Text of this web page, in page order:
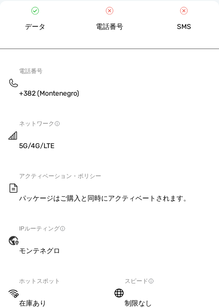
データ 電話番号 SMS
電話番号
+382 (Montenegro)
ネットワーク
5G/4G/LTE
アクティベーション・ポリシー
パッケージはご購入と同時にアクティベートされます。
IPルーティング
モンテネグロ
ホットスポット
在庫あり
スピード
制限なし